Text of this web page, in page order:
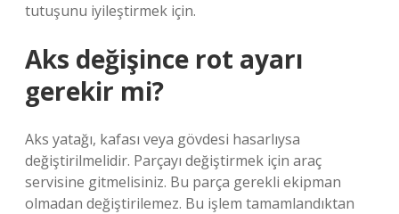
tutuşunu iyileştirmek için.
Aks değişince rot ayarı
gerekir mi?
Aks yatağı, kafası veya gövdesi hasarlıysa
değiştirilmelidir. Parçayı değiştirmek için araç
servisine gitmelisiniz. Bu parça gerekli ekipman
olmadan değiştirilemez. Bu işlem tamamlandıktan